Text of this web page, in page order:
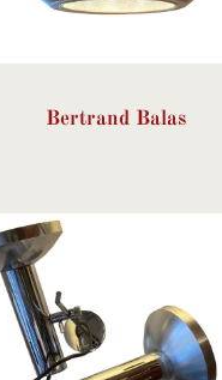
Bertrand Balas